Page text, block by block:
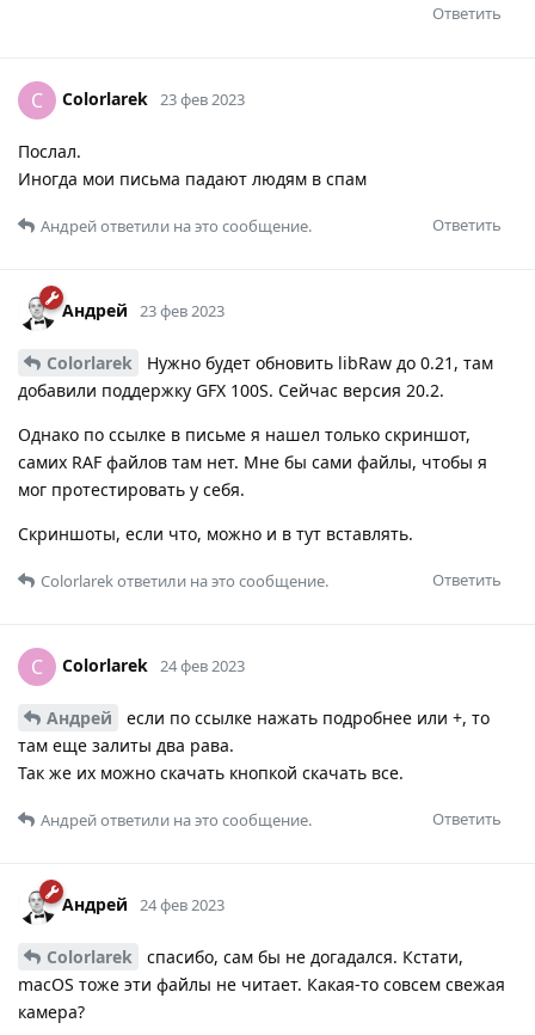
Ответить
C Colorlarek 23 фев 2023
Послал.
Иногда мои письма падают людям в спам
Ответить
Андрейответили на это сообщение.
Андрей 23 фев 2023
Colorlarek
Нужно будет обновить libRaw до 0.21, там
добавили поддержку GFX 100S. Сейчас версия 20.2.
Однако по ссылке в письме я нашел только скриншот,
самих RAF файлов там нет. Мне бы сами файлы, чтобы я
мог протестировать у себя.
Скриншоты, если что, можно и в тут вставлять.
Ответить
Colorlarekответили на это сообщение.
C Colorlarek 24 фев 2023
Андрей
если по ссылке нажать подробнее или +, то
там еще залиты два рава.
Так же их можно скачать кнопкой скачать все.
Ответить
Андрейответили на это сообщение.
Андрей 24 фев 2023
Colorlarek
спасибо, сам бы не догадался. Кстати,
macOS тоже эти файлы не читает. Какая-то совсем свежая
камера?